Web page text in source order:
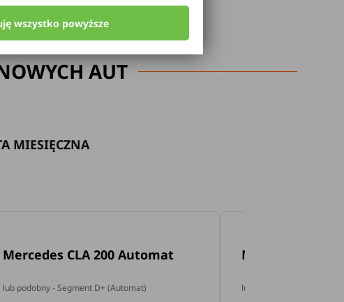
AUT
MIESIĘCZNA
Mercedes CLA 200 Automat
lub podobny - Segment D+ (Automat)
Mercedes GLA
lub podobny - Segment
wszystko powyższe